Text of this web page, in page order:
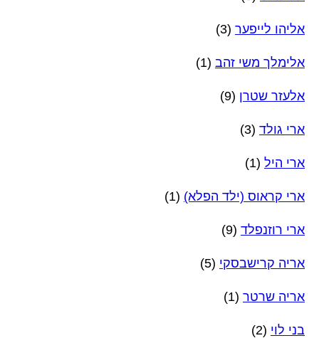
אליהו לייפער (3)
אלימלך משי זהב (1)
אלעזר שטרן (9)
ארי גולד (3)
ארי היל (1)
ארי קראוס (ילד הפלא) (1)
ארי רוזנפלד (9)
אריה קרישבסקי (5)
אריה שרטר (1)
בני לוי (2)